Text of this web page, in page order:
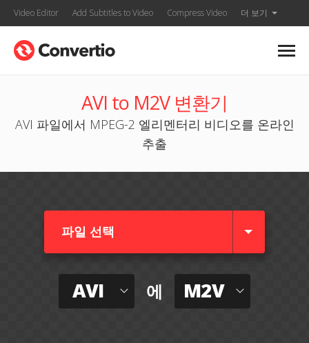
Video Editor Add Subtitles to Video Compress Video 더 보기
AVI to M2V 변환기
AVI 파일에서 MPEG-2 엘리멘터리 비디오를 온라인
추출
파일 선택
AVI 에 M2V